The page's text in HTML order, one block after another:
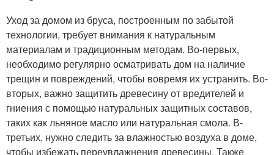
Уход за домом из бруса, построенным по забытой
технологии, требует внимания к натуральным
материалам и традиционным методам. Во-первых,
необходимо регулярно осматривать дом на наличие
трещин и повреждений, чтобы вовремя их устранить. Во-
вторых, важно защитить древесину от вредителей и
гниения с помощью натуральных защитных составов,
таких как льняное масло или натуральная смола. В-
третьих, нужно следить за влажностью воздуха в доме,
чтобы избежать переувлажнения древесины. Также